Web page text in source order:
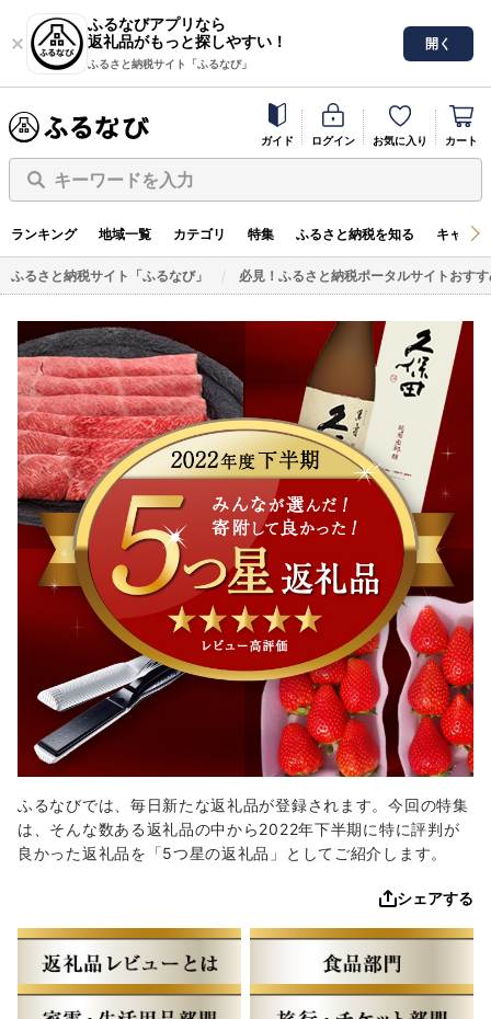
ふるなびアプリなら
返礼品がもっと探しやすい！
ふるさと納税サイト「ふるなび」
開く
ガイド ログイン お気に入り カート
キーワードを入力
ランキング 地域一覧 カテゴリ 特集 ふるさと納税を知る キャン
ふるさと納税サイト「ふるなび」 必見！ふるさと納税ポータルサイトおす
ふるなびでは、毎日新たな返礼品が登録されます。今回の特集
は、そんな数ある返礼品の中から2022年下半期に特に評判が
良かった返礼品を「5つ星の返礼品」としてご紹介します。
シェアする